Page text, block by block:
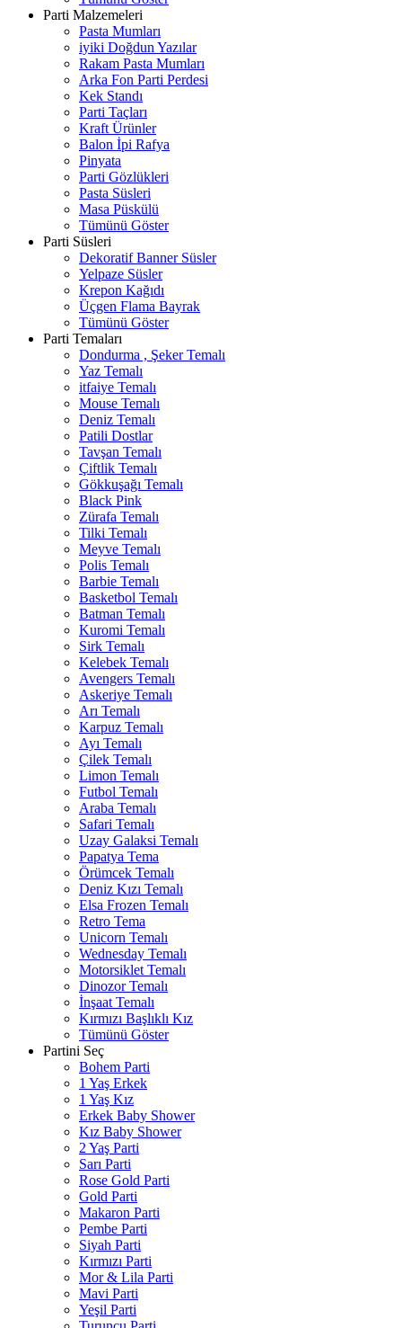
Parti Malzemeleri
Pasta Mumları
iyiki Doğdun Yazılar
Rakam Pasta Mumları
Arka Fon Parti Perdesi
Kek Standı
Parti Taçları
Kraft Ürünler
Balon İpi Rafya
Pinyata
Parti Gözlükleri
Pasta Süsleri
Masa Püskülü
Tümünü Göster
Parti Süsleri
Dekoratif Banner Süsler
Yelpaze Süsler
Krepon Kağıdı
Üçgen Flama Bayrak
Tümünü Göster
Parti Temaları
Dondurma , Şeker Temalı
Yaz Temalı
itfaiye Temalı
Mouse Temalı
Deniz Temalı
Patili Dostlar
Tavşan Temalı
Çiftlik Temalı
Gökkuşağı Temalı
Black Pink
Zürafa Temalı
Tilki Temalı
Meyve Temalı
Polis Temalı
Barbie Temalı
Basketbol Temalı
Batman Temalı
Kuromi Temalı
Sirk Temalı
Kelebek Temalı
Avengers Temalı
Askeriye Temalı
Arı Temalı
Karpuz Temalı
Ayı Temalı
Çilek Temalı
Limon Temalı
Futbol Temalı
Araba Temalı
Safari Temalı
Uzay Galaksi Temalı
Papatya Tema
Örümcek Temalı
Deniz Kızı Temalı
Elsa Frozen Temalı
Retro Tema
Unicorn Temalı
Wednesday Temalı
Motorsiklet Temalı
Dinozor Temalı
İnşaat Temalı
Kırmızı Başlıklı Kız
Tümünü Göster
Partini Seç
Bohem Parti
1 Yaş Erkek
1 Yaş Kız
Erkek Baby Shower
Kız Baby Shower
2 Yaş Parti
Sarı Parti
Rose Gold Parti
Gold Parti
Makaron Parti
Pembe Parti
Siyah Parti
Kırmızı Parti
Mor & Lila Parti
Mavi Parti
Yeşil Parti